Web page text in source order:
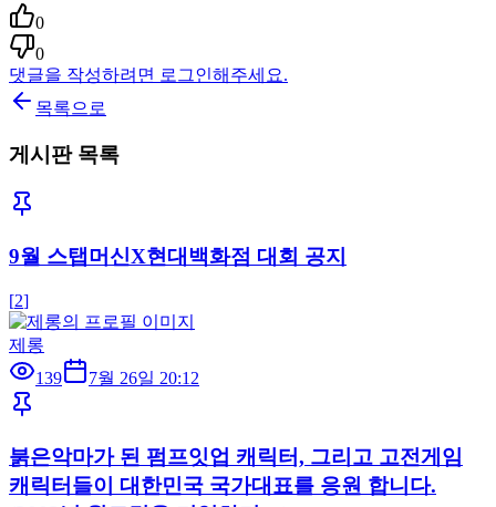
0
0
댓글을 작성하려면 로그인해주세요.
목록으로
게시판 목록
9월 스탭머신X현대백화점 대회 공지
[2]
제롱
139
7월 26일 20:12
붉은악마가 된 펌프잇업 캐릭터, 그리고 고전게임
캐릭터들이 대한민국 국가대표를 응원 합니다.